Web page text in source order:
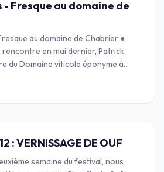
Fresque au domaine de
au domaine de Chabrier ●
rencontre en mai dernier, Patrick
du Domaine viticole éponyme à
: VERNISSAGE DE OUF
semaine du festival, nous